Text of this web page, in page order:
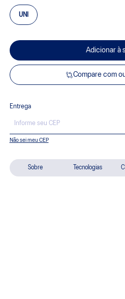
Sobre Tecnologias
UNI
Adicionar à
Compare com
Entrega
Não sei meu CEP